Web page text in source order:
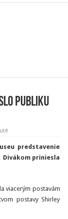
publiku
na
slzy:
Predstavenie
Shirley
elán
života
predstavenie
Divákom priniesla
viacerým postavám
postavy Shirley